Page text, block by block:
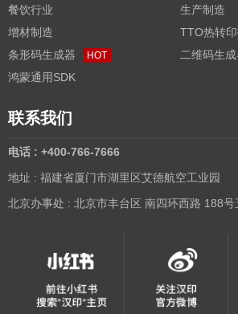
餐饮行业
生产制造
增材制造
TTO热转
条形码生成器
HOT 二维码生
鸿蒙通用SDK
联系我们
电话 : +400-766-7666
地址 : 福建省厦门市湖里区艾德航空工业园
北京办事处 : 北京市丰台区 南四环西路 188